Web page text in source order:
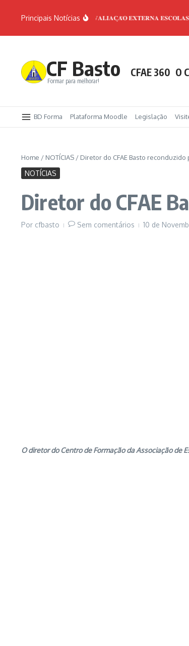
Principais Notícias
𝟐𝟎 𝐀𝐍𝐎𝐒 𝐀𝐕𝐀𝐋𝐈𝐀𝐂̧𝐀̃𝐎 𝐄𝐗𝐓𝐄𝐑𝐍𝐀 𝐄𝐒𝐂𝐎𝐋𝐀𝐒
CF Basto
Formar para melhorar!
CFAE 360 O
BD Forma Plataforma Moodle Legislação
Home / NOTÍCIAS / Diretor do CFAE Basto
NOTÍCIAS
Diretor do CFAE
Por cfbasto Sem comentários 10 de
O diretor do Centro de Formação da Associação de